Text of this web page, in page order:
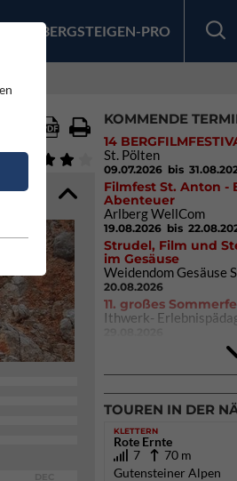
BERGSTEIGEN-PRO
KOMMENDE
14
St. Pölten
09.07.2026 bis
Filmfest St. Anton -
Abenteuer
Arlberg WellCom
19.08.2026 bis
Strudel, Film und
im Gesäuse
Weidendom Gesäuse
20.08.2026
11. großes
Ithwerk-
02.10.2026bis
TOUREN IN DER
KLETTERN
Rote Ernte
7
70 m
Gutensteiner Alpen